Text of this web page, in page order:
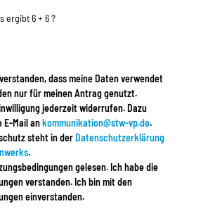
ergibt 6 + 6 ?
dass meine Daten verwendet
nur für meinen Antrag genutzt.
jederzeit widerrufen. Dazu
E-Mail ankommunikation@stw-vp.de.
steht in derDatenschutzerklärung
.
gelesen. Ich habe die
verstanden. Ich bin mit den
einverstanden.